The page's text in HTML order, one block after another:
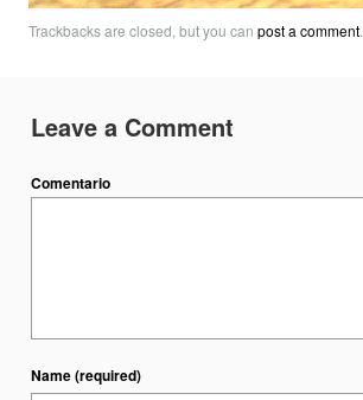
Trackbacks are closed, but you can post a comment.
Leave a Comment
Comentario
Name(required)